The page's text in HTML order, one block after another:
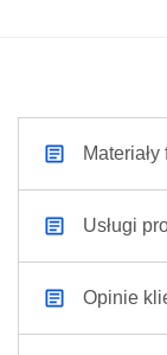
Usługi
Opinie